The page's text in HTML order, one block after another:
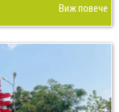
Виж повече